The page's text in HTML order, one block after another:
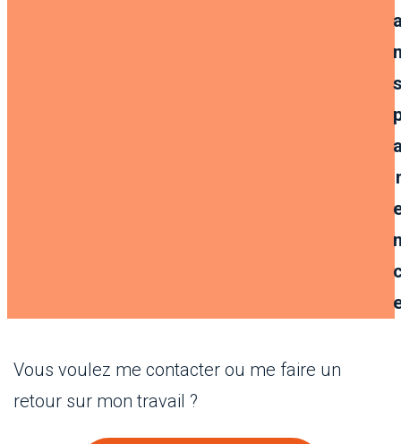
Vous voulez me contacter ou me faire un
retour sur mon travail ?